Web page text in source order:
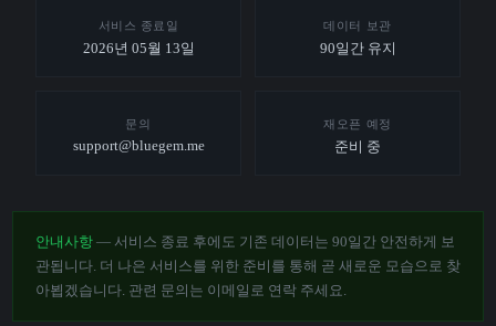
서비스 종료일
2026년 05월 13일
데이터 보관
90일간 유지
문의
support@bluegem.me
재오픈 예정
준비 중
안내사항 — 서비스 종료 후에도 기존 데이터는 90일간 안전하게 보
관됩니다. 더 나은 서비스를 위한 준비를 통해 곧 새로운 모습으로 찾
아뵙겠습니다. 관련 문의는 이메일로 연락 주세요.